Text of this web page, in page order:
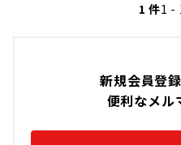
新規会員登
便利なメル
1 件1 -